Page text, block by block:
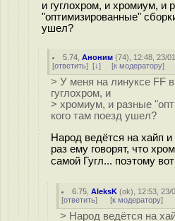
и гуглохром, и хромиум, и
"оптимизированные"
ушел?
5.74 ,Аноним (74), 12:48, 23/
[ответить] [↓] [к модератору]
> У меня на линуксе FF
гуглохром, и
> хромиум, и разные
кого там поезд ушел?
Народ ведётся на хайп
раз ему говорят, что
самой Гугл... поэтому
6.75 ,AleksK (ok), 12:53, 23/
[ответить] [к модератору]
> Народ ведётся на